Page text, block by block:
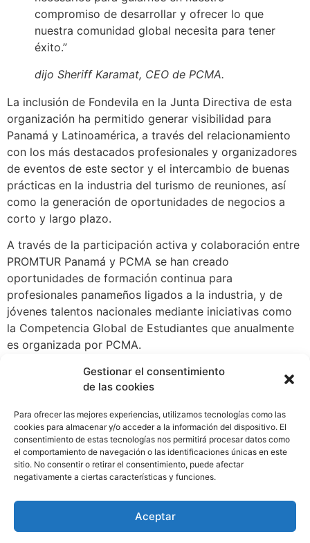
Gestionar el consentimiento
de las cookies
Para ofrecer las mejores experiencias, utilizamos tecnologías como las
cookies para almacenar y/o acceder a la información del dispositivo. El
consentimiento de estas tecnologías nos permitirá procesar datos como
el comportamiento de navegación o las identificaciones únicas en este
sitio. No consentir o retirar el consentimiento, puede afectar
negativamente a ciertas características y funciones.
Aceptar
compromiso de desarrollar y ofrecer lo que
nuestra comunidad global necesita para tener
éxito.”
dijo Sheriff Karamat, CEO de PCMA.
La inclusión de Fondevila en la Junta Directiva de esta
organización ha permitido generar visibilidad para
Panamá y Latinoamérica, a través del relacionamiento
con los más destacados profesionales y organizadores
de eventos de este sector y el intercambio de buenas
prácticas en la industria del turismo de reuniones, así
como la generación de oportunidades de negocios a
corto y largo plazo.
A través de la participación activa y colaboración entre
PROMTUR Panamá y PCMA se han creado
oportunidades de formación continua para
profesionales panameños ligados a la industria, y de
jóvenes talentos nacionales mediante iniciativas como
la Competencia Global de Estudiantes que anualmente
es organizada por PCMA.
Así mismo, del 28 de septiembre al 01 de octubre,
Panamá será la sede del Foundation Partnership Summit
una nueva oportunidad para mostrar todo lo que
Panamá ofrece como destino, ante profesionales de la
industria del turismo de reuniones que llegarán al país
para participar en esta actividad.
WhatsApp
Compartir
EtiquetadoAmbiente,Eventos,Panamá,PROMTUR